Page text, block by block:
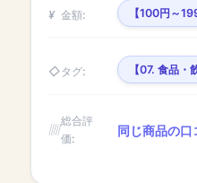
金額: 【100円～
タグ: 【07. 食品・
総合評
価:
同じ商品の口